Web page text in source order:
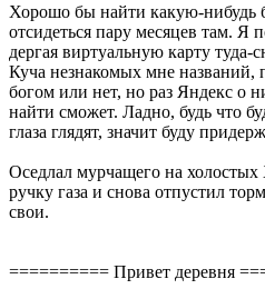
Хорошо бы найти какую-нибудь
отсидеться пару месяцев там. Я
дергая виртуальную карту туда-
Куча незнакомых мне
богом или нет, но раз Яндекс о
найти сможет. Ладно, будь что
глаза глядят, значит буду
Оседлал мурчащего на холостых
ручку газа и снова отпустил
свои.
========== Привет деревня